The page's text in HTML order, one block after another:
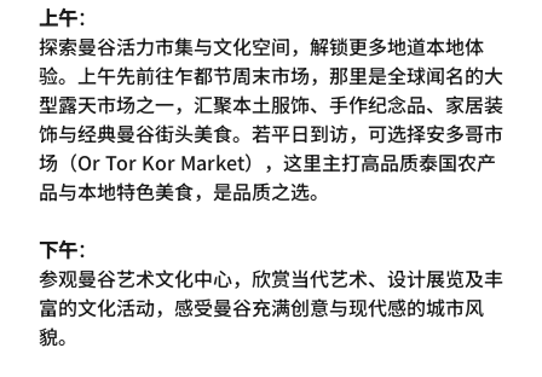
上午：
探索曼谷活力市集与文化空间，解锁更多地道本地体
验。上午先前往乍都节周末市场，那里是全球闻名的大
型露天市场之一，汇聚本土服饰、手作纪念品、家居装
饰与经典曼谷街头美食。若平日到访，可选择安多哥市
场（Or Tor Kor Market），这里主打高品质泰国农产
品与本地特色美食，是品质之选。
下午：
参观曼谷艺术文化中心，欣赏当代艺术、设计展览及丰
富的文化活动，感受曼谷充满创意与现代感的城市风
貌。